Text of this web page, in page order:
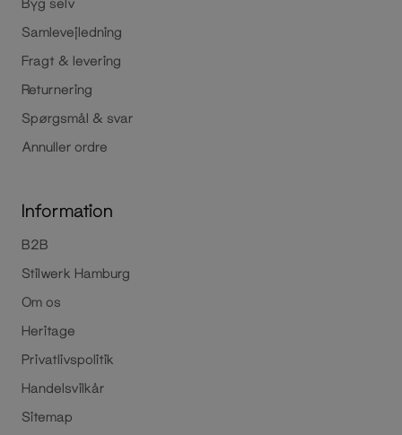
Samlevejledning
Fragt & levering
Returnering
Spørgsmål & svar
Annuller ordre
Information
B2B
Stilwerk Hamburg
Om os
Heritage
Privatlivspolitik
Handelsvilkår
Sitemap